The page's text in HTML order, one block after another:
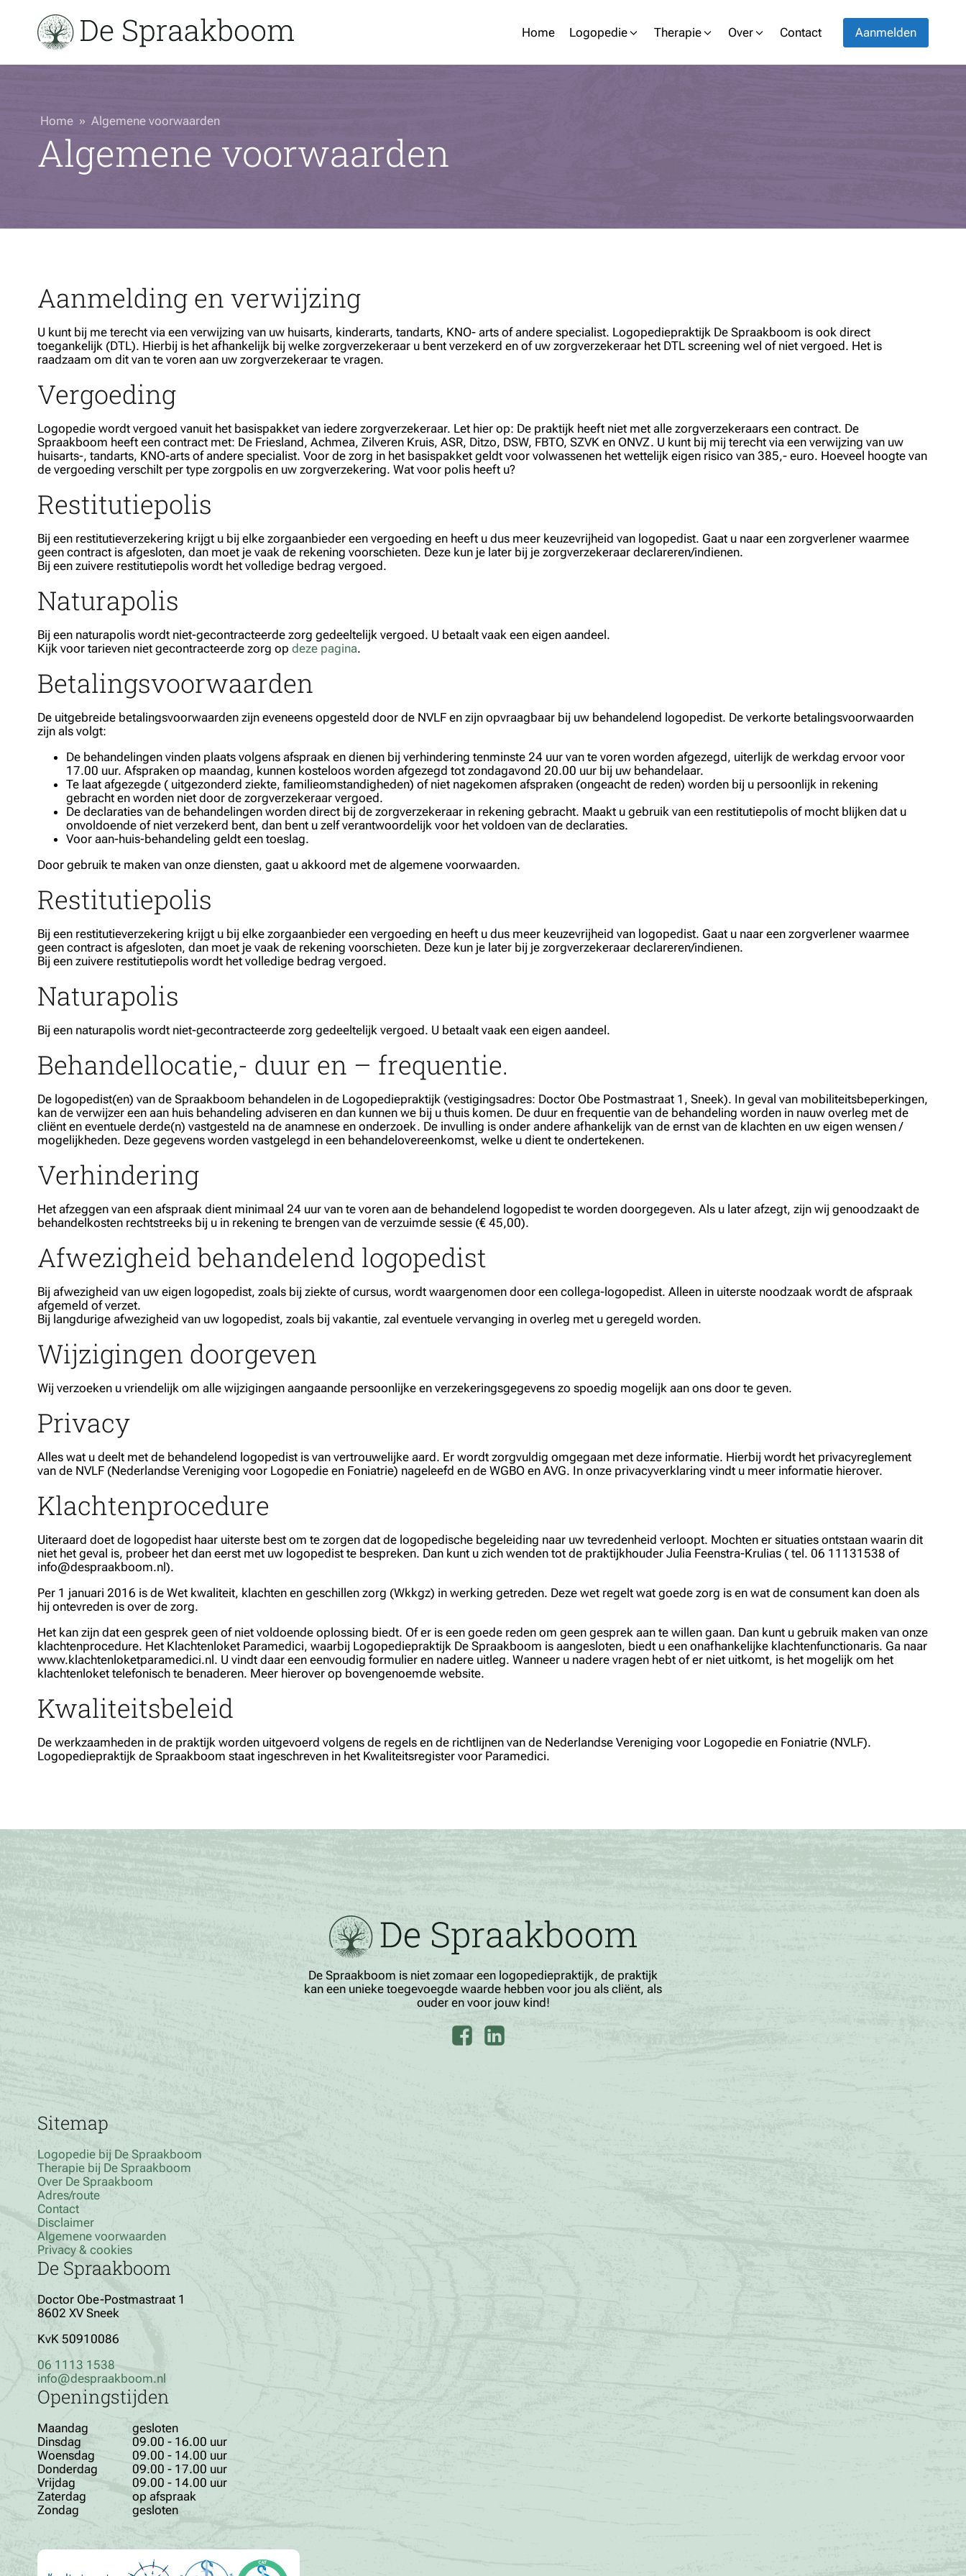
Home Logopedie Therapie Over Contact Aanmelden
Home » Algemene voorwaarden
Algemene voorwaarden
Aanmelding en verwijzing
U kunt bij me terecht via een verwijzing van uw huisarts, kinderarts, tandarts, KNO- arts of andere specialist. Logopediepraktijk De Spraakboom is ook direct
toegankelijk (DTL). Hierbij is het afhankelijk bij welke zorgverzekeraar u bent verzekerd en of uw zorgverzekeraar het DTL screening wel of niet vergoed. Het is
raadzaam om dit van te voren aan uw zorgverzekeraar te vragen.
Vergoeding
Logopedie wordt vergoed vanuit het basispakket van iedere zorgverzekeraar. Let hier op: De praktijk heeft niet met alle zorgverzekeraars een contract. De
Spraakboom heeft een contract met: De Friesland, Achmea, Zilveren Kruis, ASR, Ditzo, DSW, FBTO, SZVK en ONVZ. U kunt bij mij terecht via een verwijzing van uw
huisarts-, tandarts, KNO-arts of andere specialist. Voor de zorg in het basispakket geldt voor volwassenen het wettelijk eigen risico van 385,- euro. Hoeveel hoogte van
de vergoeding verschilt per type zorgpolis en uw zorgverzekering. Wat voor polis heeft u?
Restitutiepolis
Bij een restitutieverzekering krijgt u bij elke zorgaanbieder een vergoeding en heeft u dus meer keuzevrijheid van logopedist. Gaat u naar een zorgverlener waarmee
geen contract is afgesloten, dan moet je vaak de rekening voorschieten. Deze kun je later bij je zorgverzekeraar declareren/indienen.
Bij een zuivere restitutiepolis wordt het volledige bedrag vergoed.
Naturapolis
Bij een naturapolis wordt niet-gecontracteerde zorg gedeeltelijk vergoed. U betaalt vaak een eigen aandeel.
Kijk voor tarieven niet gecontracteerde zorg op deze pagina.
Betalingsvoorwaarden
De uitgebreide betalingsvoorwaarden zijn eveneens opgesteld door de NVLF en zijn opvraagbaar bij uw behandelend logopedist. De verkorte betalingsvoorwaarden
zijn als volgt:
De behandelingen vinden plaats volgens afspraak en dienen bij verhindering tenminste 24 uur van te voren worden afgezegd, uiterlijk de werkdag ervoor voor
17.00 uur. Afspraken op maandag, kunnen kosteloos worden afgezegd tot zondagavond 20.00 uur bij uw behandelaar.
Te laat afgezegde ( uitgezonderd ziekte, familieomstandigheden) of niet nagekomen afspraken (ongeacht de reden) worden bij u persoonlijk in rekening
gebracht en worden niet door de zorgverzekeraar vergoed.
De declaraties van de behandelingen worden direct bij de zorgverzekeraar in rekening gebracht. Maakt u gebruik van een restitutiepolis of mocht blijken dat u
onvoldoende of niet verzekerd bent, dan bent u zelf verantwoordelijk voor het voldoen van de declaraties.
Voor aan-huis-behandeling geldt een toeslag.
Door gebruik te maken van onze diensten, gaat u akkoord met de algemene voorwaarden.
Restitutiepolis
Bij een restitutieverzekering krijgt u bij elke zorgaanbieder een vergoeding en heeft u dus meer keuzevrijheid van logopedist. Gaat u naar een zorgverlener waarmee
geen contract is afgesloten, dan moet je vaak de rekening voorschieten. Deze kun je later bij je zorgverzekeraar declareren/indienen.
Bij een zuivere restitutiepolis wordt het volledige bedrag vergoed.
Naturapolis
Bij een naturapolis wordt niet-gecontracteerde zorg gedeeltelijk vergoed. U betaalt vaak een eigen aandeel.
Behandellocatie,- duur en – frequentie.
De logopedist(en) van de Spraakboom behandelen in de Logopediepraktijk (vestigingsadres: Doctor Obe Postmastraat 1, Sneek). In geval van mobiliteitsbeperkingen,
kan de verwijzer een aan huis behandeling adviseren en dan kunnen we bij u thuis komen. De duur en frequentie van de behandeling worden in nauw overleg met de
cliënt en eventuele derde(n) vastgesteld na de anamnese en onderzoek. De invulling is onder andere afhankelijk van de ernst van de klachten en uw eigen wensen /
mogelijkheden. Deze gegevens worden vastgelegd in een behandelovereenkomst, welke u dient te ondertekenen.
Verhindering
Het afzeggen van een afspraak dient minimaal 24 uur van te voren aan de behandelend logopedist te worden doorgegeven. Als u later afzegt, zijn wij genoodzaakt de
behandelkosten rechtstreeks bij u in rekening te brengen van de verzuimde sessie (€ 45,00).
Afwezigheid behandelend logopedist
Bij afwezigheid van uw eigen logopedist, zoals bij ziekte of cursus, wordt waargenomen door een collega-logopedist. Alleen in uiterste noodzaak wordt de afspraak
afgemeld of verzet.
Bij langdurige afwezigheid van uw logopedist, zoals bij vakantie, zal eventuele vervanging in overleg met u geregeld worden.
Wijzigingen doorgeven
Wij verzoeken u vriendelijk om alle wijzigingen aangaande persoonlijke en verzekeringsgegevens zo spoedig mogelijk aan ons door te geven.
Privacy
Alles wat u deelt met de behandelend logopedist is van vertrouwelijke aard. Er wordt zorgvuldig omgegaan met deze informatie. Hierbij wordt het privacyreglement
van de NVLF (Nederlandse Vereniging voor Logopedie en Foniatrie) nageleefd en de WGBO en AVG. In onze privacyverklaring vindt u meer informatie hierover.
Klachtenprocedure
Uiteraard doet de logopedist haar uiterste best om te zorgen dat de logopedische begeleiding naar uw tevredenheid verloopt. Mochten er situaties ontstaan waarin dit
niet het geval is, probeer het dan eerst met uw logopedist te bespreken. Dan kunt u zich wenden tot de praktijkhouder Julia Feenstra-Krulias ( tel. 06 11131538 of
info@despraakboom.nl).
Per 1 januari 2016 is de Wet kwaliteit, klachten en geschillen zorg (Wkkgz) in werking getreden. Deze wet regelt wat goede zorg is en wat de consument kan doen als
hij ontevreden is over de zorg.
Het kan zijn dat een gesprek geen of niet voldoende oplossing biedt. Of er is een goede reden om geen gesprek aan te willen gaan. Dan kunt u gebruik maken van onze
klachtenprocedure. Het Klachtenloket Paramedici, waarbij Logopediepraktijk De Spraakboom is aangesloten, biedt u een onafhankelijke klachtenfunctionaris. Ga naar
www.klachtenloketparamedici.nl. U vindt daar een eenvoudig formulier en nadere uitleg. Wanneer u nadere vragen hebt of er niet uitkomt, is het mogelijk om het
klachtenloket telefonisch te benaderen. Meer hierover op bovengenoemde website.
Kwaliteitsbeleid
De werkzaamheden in de praktijk worden uitgevoerd volgens de regels en de richtlijnen van de Nederlandse Vereniging voor Logopedie en Foniatrie (NVLF).
Logopediepraktijk de Spraakboom staat ingeschreven in het Kwaliteitsregister voor Paramedici.
De Spraakboom is niet zomaar een logopediepraktijk, de praktijk
kan een unieke toegevoegde waarde hebben voor jou als cliënt, als
ouder en voor jouw kind!
Sitemap
Logopedie bij De Spraakboom
Therapie bij De Spraakboom
Over De Spraakboom
Adres/route
Contact
Disclaimer
Algemene voorwaarden
Privacy & cookies
De Spraakboom
Doctor Obe-Postmastraat 1
8602 XV Sneek
KvK 50910086
06 1113 1538
info@despraakboom.nl
Openingstijden
Maandag
gesloten
Dinsdag
09.00 - 16.00 uur
Woensdag
09.00 - 14.00 uur
Donderdag
09.00 - 17.00 uur
Vrijdag
09.00 - 14.00 uur
Zaterdag
op afspraak
Zondag
gesloten